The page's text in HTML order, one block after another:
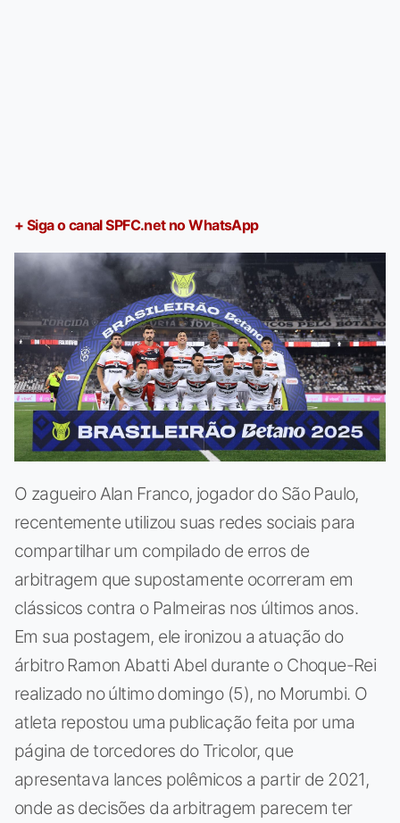
+ Siga o canal SPFC.net no WhatsApp
O zagueiro Alan Franco, jogador do São Paulo,
recentemente utilizou suas redes sociais para
compartilhar um compilado de erros de
arbitragem que supostamente ocorreram em
clássicos contra o Palmeiras nos últimos anos.
Em sua postagem, ele ironizou a atuação do
árbitro Ramon Abatti Abel durante o Choque-Rei
realizado no último domingo (5), no Morumbi. O
atleta repostou uma publicação feita por uma
página de torcedores do Tricolor, que
apresentava lances polêmicos a partir de 2021,
onde as decisões da arbitragem parecem ter